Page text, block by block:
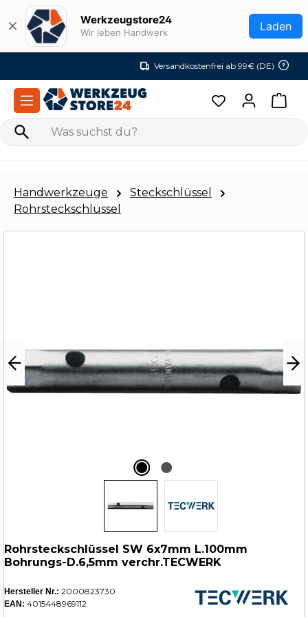
Zum Hauptinhalt springen
✕ Werkzeugstore24
Wir leben Handwerk Laden
Versandkostenfrei ab 99€ (DE)
Handwerkzeuge
Steckschlüssel
Rohrsteckschlüssel
Rohrsteckschlüssel SW 6x7mm L.100mm
Bohrungs-D.6,5mm verchr.TECWERK
Hersteller Nr.: 2000823730
EAN: 4015448969112